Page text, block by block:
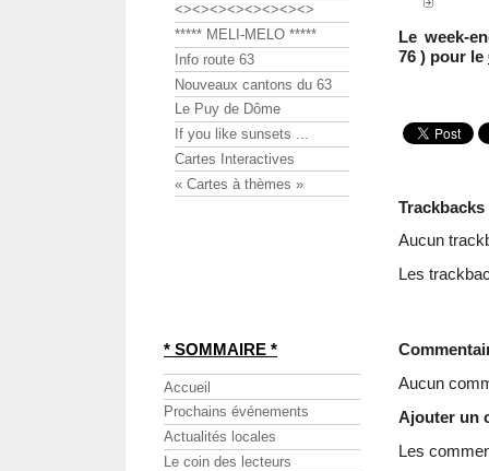
Le week-
76 ) pour le
Trackbacks
Aucun
Les
Aucun
Ajouter un
Les
<><><><><><><><>
***** MELI-MELO *****
Info route 63
Nouveaux cantons du 63
Le Puy de Dôme
If you like sunsets ...
Cartes Interactives
« Cartes à thèmes »
* SOMMAIRE *
Accueil
Prochains événements
Actualités locales
Le coin des lecteurs